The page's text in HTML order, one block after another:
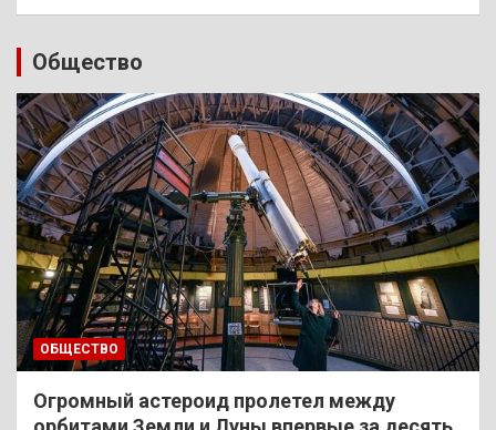
Общество
ОБЩЕСТВО
Огромный астероид пролетел между